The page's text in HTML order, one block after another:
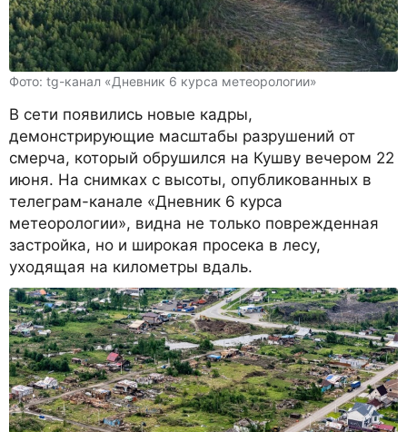
Фото: tg-канал «Дневник 6 курса метеорологии»
В сети появились новые кадры,
демонстрирующие масштабы разрушений от
смерча, который обрушился на Кушву вечером 22
июня. На снимках с высоты, опубликованных в
телеграм-канале «Дневник 6 курса
метеорологии», видна не только поврежденная
застройка, но и широкая просека в лесу,
уходящая на километры вдаль.